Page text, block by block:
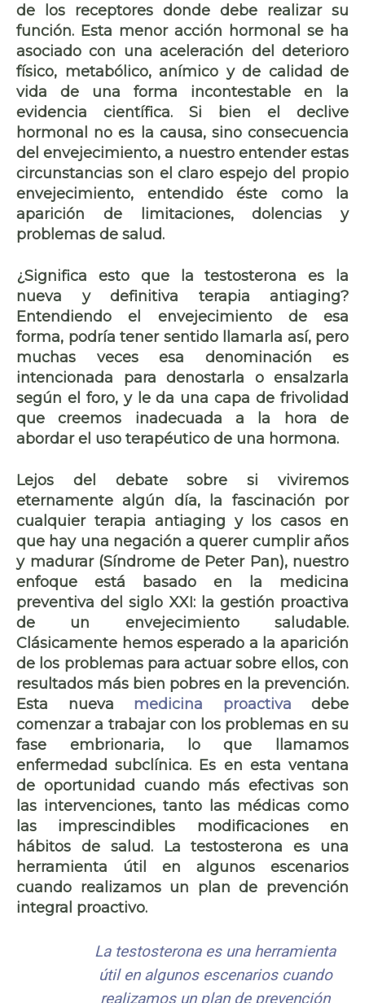
de los receptores donde debe realizar su
función. Esta menor acción hormonal se ha
asociado con una aceleración del deterioro
físico, metabólico, anímico y de calidad de
vida de una forma incontestable en la
evidencia científica. Si bien el declive
hormonal no es la causa, sino consecuencia
del envejecimiento, a nuestro entender estas
circunstancias son el claro espejo del propio
envejecimiento, entendido éste como la
aparición de limitaciones, dolencias y
problemas de salud.
¿Significa esto que la testosterona es la
nueva y definitiva terapia antiaging?
Entendiendo el envejecimiento de esa
forma, podría tener sentido llamarla así, pero
muchas veces esa denominación es
intencionada para denostarla o ensalzarla
según el foro, y le da una capa de frivolidad
que creemos inadecuada a la hora de
abordar el uso terapéutico de una hormona.
Lejos del debate sobre si viviremos
eternamente algún día, la fascinación por
cualquier terapia antiaging y los casos en
que hay una negación a querer cumplir años
y madurar (Síndrome de Peter Pan), nuestro
enfoque está basado en la medicina
preventiva del siglo XXI: la gestión proactiva
de un envejecimiento saludable.
Clásicamente hemos esperado a la aparición
de los problemas para actuar sobre ellos, con
resultados más bien pobres en la prevención.
Esta nueva medicina proactiva debe
comenzar a trabajar con los problemas en su
fase embrionaria, lo que llamamos
enfermedad subclínica. Es en esta ventana
de oportunidad cuando más efectivas son
las intervenciones, tanto las médicas como
las imprescindibles modificaciones en
hábitos de salud. La testosterona es una
herramienta útil en algunos escenarios
cuando realizamos un plan de prevención
integral proactivo.
La testosterona es una herramienta
útil en algunos escenarios cuando
realizamos un plan de prevención